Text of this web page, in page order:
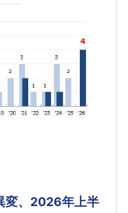
変、2026年上半